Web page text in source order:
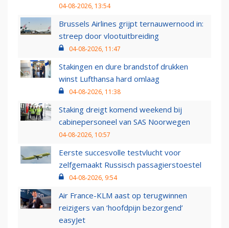
04-08-2026, 13:54
Brussels Airlines grijpt ternauwernood in:
streep door vlootuitbreiding
04-08-2026, 11:47
Stakingen en dure brandstof drukken
winst Lufthansa hard omlaag
04-08-2026, 11:38
Staking dreigt komend weekend bij
cabinepersoneel van SAS Noorwegen
04-08-2026, 10:57
Eerste succesvolle testvlucht voor
zelfgemaakt Russisch passagierstoestel
04-08-2026, 9:54
Air France-KLM aast op terugwinnen
reizigers van ‘hoofdpijn bezorgend’
easyJet